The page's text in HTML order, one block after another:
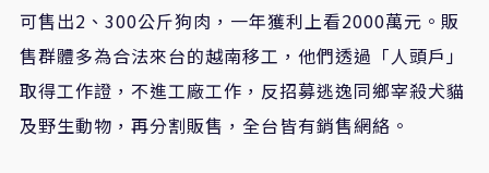
可售出2、300公斤狗肉，一年獲利上看2000萬元。販
售群體多為合法來台的越南移工，他們透過「人頭戶」
取得工作證，不進工廠工作，反招募逃逸同鄉宰殺犬貓
及野生動物，再分割販售，全台皆有銷售網絡。